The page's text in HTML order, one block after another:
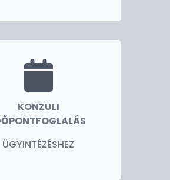
KONZULI
ÜGYINTÉZÉSHEZ